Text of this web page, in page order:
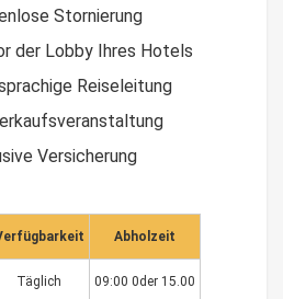
Stornierung
der Lobby Ihres Hotels
Reiseleitung
Versicherung
Abholzeit
Täglich 09:00 0der 15.00